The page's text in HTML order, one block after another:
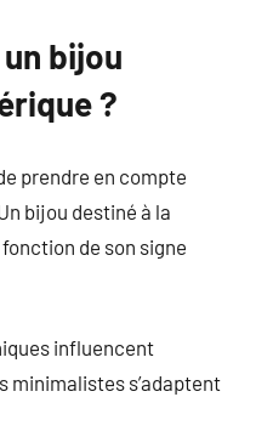
bijou
?
prendre en compte
bijou destiné à la
de son signe
influencent
minimalistes s’adaptent